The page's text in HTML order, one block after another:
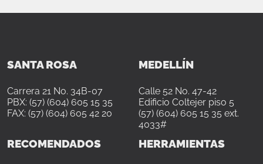
SANTA ROSA
Carrera 21 No. 34B-07
PBX: (57) (604) 605 15 35
FAX: (57) (604) 605 42 20
MEDELLÍN
Calle 52 No. 47-42
Edificio Coltejer piso 5
(57) (604) 605 15 35 ext.
4033#
RECOMENDADOS HERRAMIENTAS